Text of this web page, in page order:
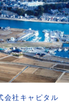
会社キャピタル